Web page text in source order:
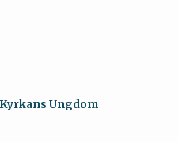
Ungdom